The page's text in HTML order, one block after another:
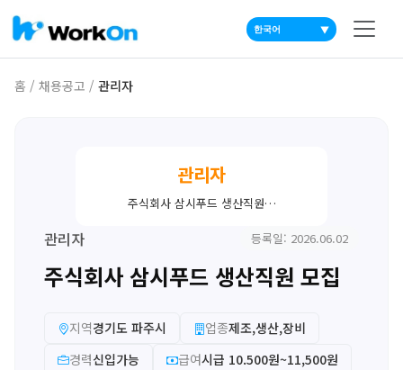
▼
홈 / 채용공고 / 관리자
관리자
주식회사 삼시푸드 생산직원…
관리자 등록일: 2026.06.02
주식회사 삼시푸드 생산직원 모집
지역경기도 파주시 업종제조,생산,장비
경력신입가능 급여시급 10.500원~11,500원